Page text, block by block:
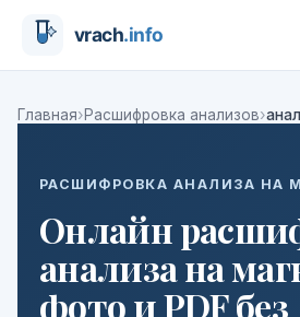
Главная›Расшифровка анализов›
РАСШИФРОВКА АНАЛИЗА НА
Онлайн
анализа на
фото и PDF без